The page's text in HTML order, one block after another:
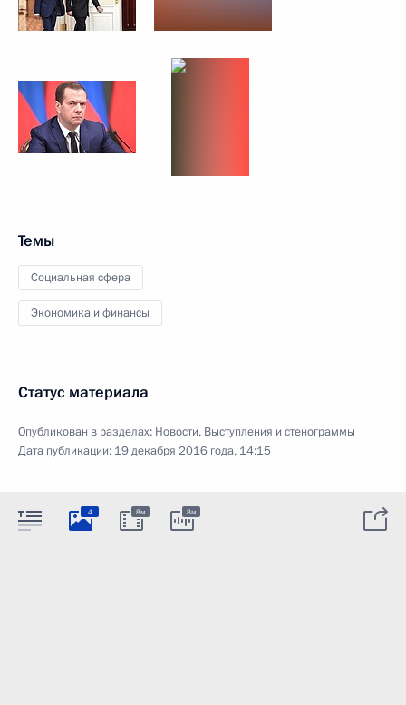
Темы
Социальная сфера
Экономика и финансы
Статус материала
Опубликован в разделах: Новости, Выступления и стенограммы
Дата публикации: 19 декабря 2016 года, 14:15
4 8м 8м